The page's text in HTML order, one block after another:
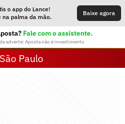
o app do Lance!
na palma da mão.
Baixe agora
Fale com o assistente.
adverte: Aposta não é investimento
Paulo